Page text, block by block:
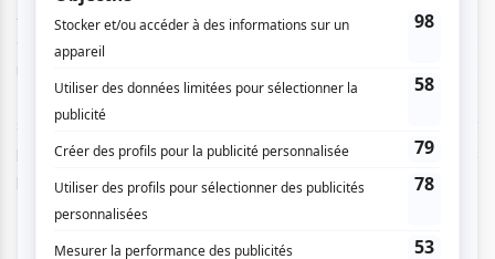
Avant même le début du spectacle, les spectateurs
échangeaient leurs impressions concernant Guihome,
Le public attendait avec bonheur et fébrilité Guihome, de
son vrai nom Guillaume Wattecamps, vidéaste et
producteur, que l’on connaît grâce àsa page Facebook
principalement.